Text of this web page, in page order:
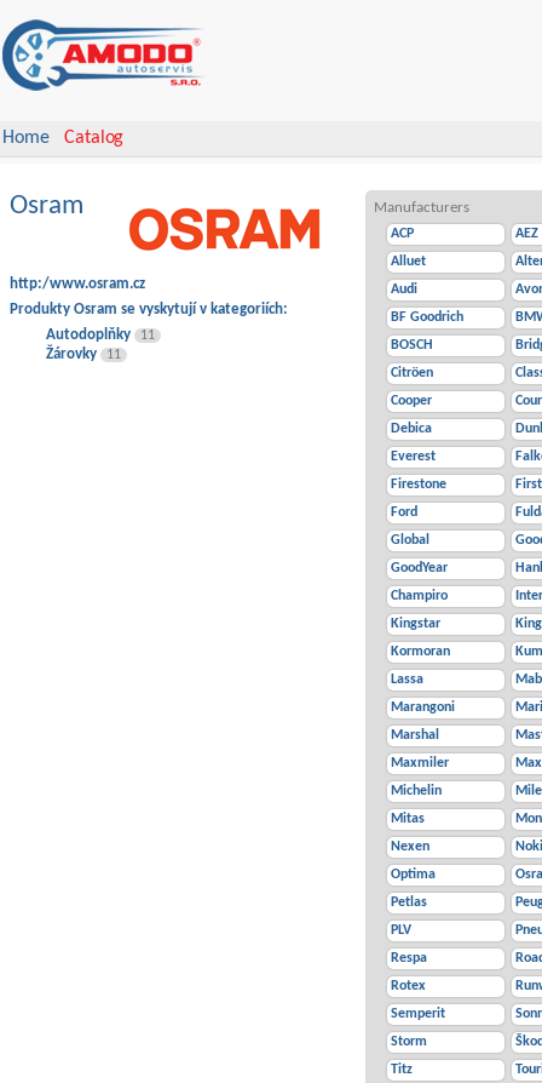
Home Catalog
Manufacturers
ACP
AEZ
Alluet
Audi
BF Goodrich
BOSCH
Citröen
Cooper
Debica
Everest
Firestone
Ford
Global
GoodYear
Champiro
Kingstar
Kormoran
Lassa
Marangoni
Marshal
Maxmiler
Michelin
Mitas
Nexen
Optima
Petlas
PLV
Respa
Rotex
Semperit
Storm
Titz
Osram
http:/www.osram.cz
Produkty Osram se vyskytují v kategoriích:
Autodoplňky
11
Žárovky 11